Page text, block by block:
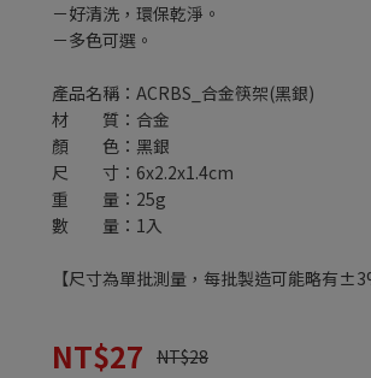
－好清洗，環保乾淨。
－多色可選。
產品名稱：ACRBS_合金筷架(黑銀)
材 質：合金
顏 色：黑銀
尺 寸：6x2.2x1.4cm
重 量：25g
數 量：1入
【尺寸為單批測量，每批製造可能略有
NT$27 NT$28